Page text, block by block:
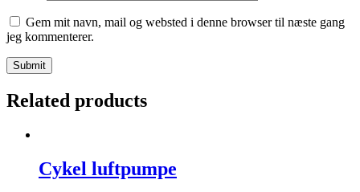
Gem mit navn, mail og websted i denne browser til næste gang
jeg kommenterer.
Related products
Cykel luftpumpe